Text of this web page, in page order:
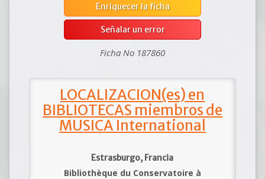
Enriquecer la ficha
Señalar un error
Ficha No 187860
LOCALIZACION(es) en
BIBLIOTECAS miembros de
MUSICA International
Estrasburgo, Francia
Bibliothèque du Conservatoire à